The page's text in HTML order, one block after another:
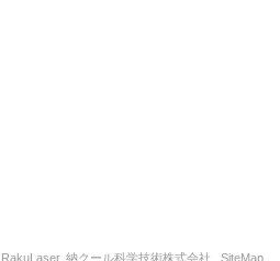
. 納クール科学技術株式会社 . SiteMap